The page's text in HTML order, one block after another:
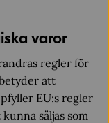
varor
regler för
att
EU:s regler
säljas som